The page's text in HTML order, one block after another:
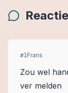
#1Frans
Zou wel
ver melden